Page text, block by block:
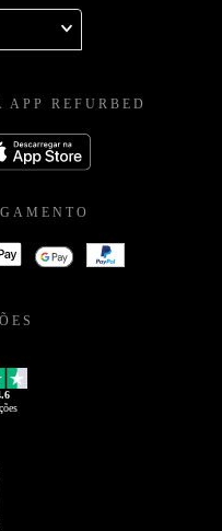
REFURBED